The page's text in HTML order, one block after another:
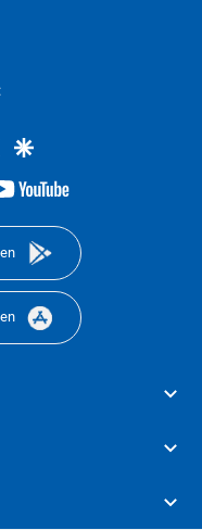
twittergoogle
youtube-